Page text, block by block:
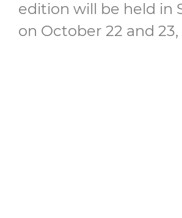
edition will be held in
on October 22 and 23,